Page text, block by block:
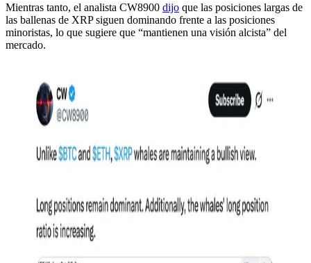
Mientras tanto, el analista CW8900 dijo que las posiciones largas de
las ballenas de XRP siguen dominando frente a las posiciones
minoristas, lo que sugiere que “mantienen una visión alcista” del
mercado.